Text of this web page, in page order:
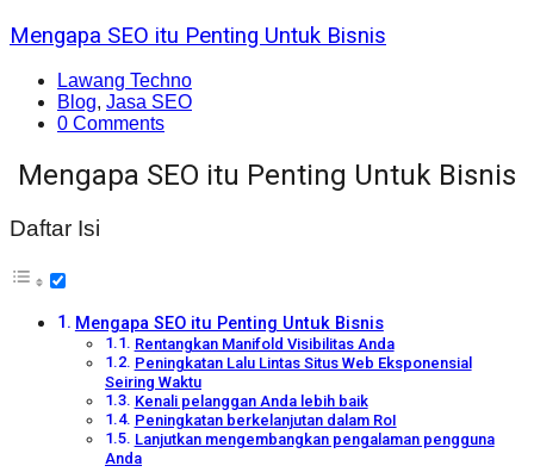
Mengapa SEO itu Penting Untuk Bisnis
Lawang Techno
Blog, Jasa SEO
0 Comments
Mengapa SEO itu Penting Untuk Bisnis
Daftar Isi
Mengapa SEO itu Penting Untuk Bisnis
Rentangkan Manifold Visibilitas Anda
Peningkatan Lalu Lintas Situs Web Eksponensial
Seiring Waktu
Kenali pelanggan Anda lebih baik
Peningkatan berkelanjutan dalam RoI
Lanjutkan mengembangkan pengalaman pengguna
Anda